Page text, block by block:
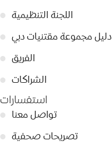
● اللجنة التنظيمية
● دليل مجموعة مقتنيات دبي
● الفريق
● الشراكات
استفسارات
● تواصل معنا
● تصريحات صحفية